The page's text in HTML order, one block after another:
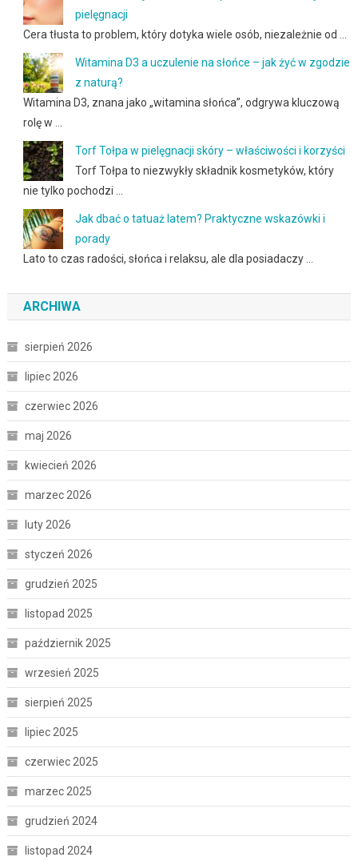
pielęgnacji
Cera tłusta to problem, który dotyka wiele osób, niezależnie od …
Witamina D3 a uczulenie na słońce – jak żyć w zgodzie
z naturą?
Witamina D3, znana jako „witamina słońca”, odgrywa kluczową
rolę w …
Torf Tołpa w pielęgnacji skóry – właściwości i korzyści
Torf Tołpa to niezwykły składnik kosmetyków, który
nie tylko pochodzi …
Jak dbać o tatuaż latem? Praktyczne wskazówki i
porady
Lato to czas radości, słońca i relaksu, ale dla posiadaczy …
ARCHIWA
sierpień 2026
lipiec 2026
czerwiec 2026
maj 2026
kwiecień 2026
marzec 2026
luty 2026
styczeń 2026
grudzień 2025
listopad 2025
październik 2025
wrzesień 2025
sierpień 2025
lipiec 2025
czerwiec 2025
marzec 2025
grudzień 2024
listopad 2024